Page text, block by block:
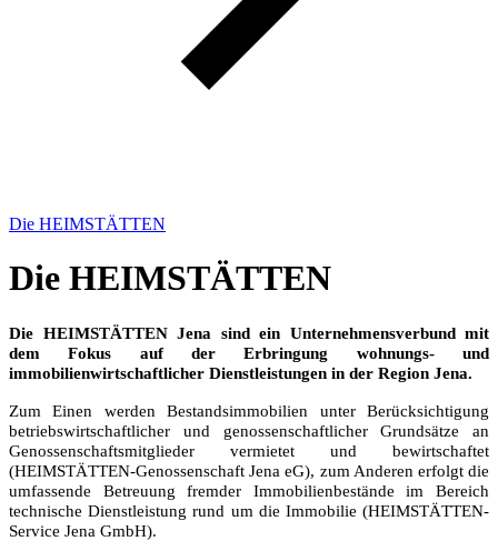
Die HEIMSTÄTTEN
Die HEIMSTÄTTEN
Die HEIMSTÄTTEN Jena sind ein Unternehmensverbund mit
dem Fokus auf der Erbringung wohnungs- und
immobilienwirtschaftlicher Dienstleistungen in der Region Jena.
Zum Einen werden Bestandsimmobilien unter Berücksichtigung
betriebswirtschaftlicher und genossenschaftlicher Grundsätze an
Genossenschaftsmitglieder vermietet und bewirtschaftet
(HEIMSTÄTTEN-Genossenschaft Jena eG), zum Anderen erfolgt die
umfassende Betreuung fremder Immobilienbestände im Bereich
technische Dienstleistung rund um die Immobilie (HEIMSTÄTTEN-
Service Jena GmbH).